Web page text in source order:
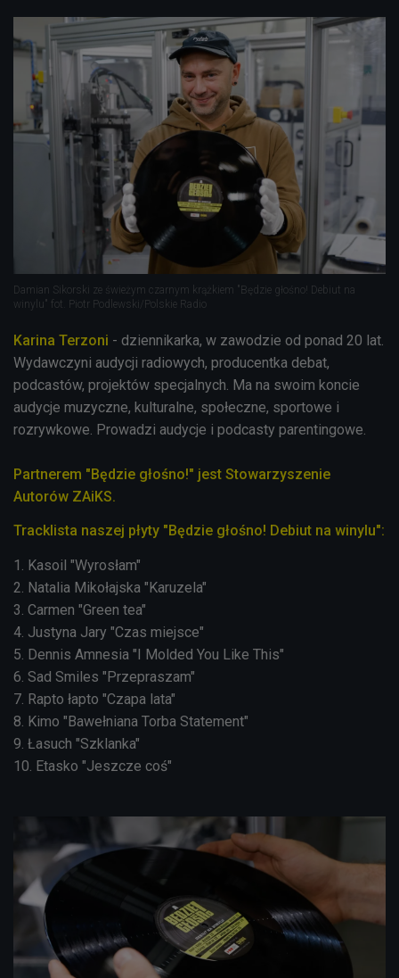
Damian Sikorski ze świeżym czarnym krążkiem "Będzie głośno! Debiut na
winylu" fot. Piotr Podlewski/Polskie Radio
Karina Terzoni - dziennikarka, w zawodzie od ponad 20 lat.
Wydawczyni audycji radiowych, producentka debat,
podcastów, projektów specjalnych. Ma na swoim koncie
audycje muzyczne, kulturalne, społeczne, sportowe i
rozrywkowe. Prowadzi audycje i podcasty parentingowe.
Partnerem "Będzie głośno!" jest Stowarzyszenie
Autorów ZAiKS.
Tracklista naszej płyty "Będzie głośno! Debiut na winylu":
1. Kasoil "Wyrosłam"
2. Natalia Mikołajska "Karuzela"
3. Carmen "Green tea"
4. Justyna Jary "Czas miejsce"
5. Dennis Amnesia "I Molded You Like This"
6. Sad Smiles "Przepraszam"
7. Rapto łapto "Czapa lata"
8. Kimo "Bawełniana Torba Statement"
9. Łasuch "Szklanka"
10. Etasko "Jeszcze coś"